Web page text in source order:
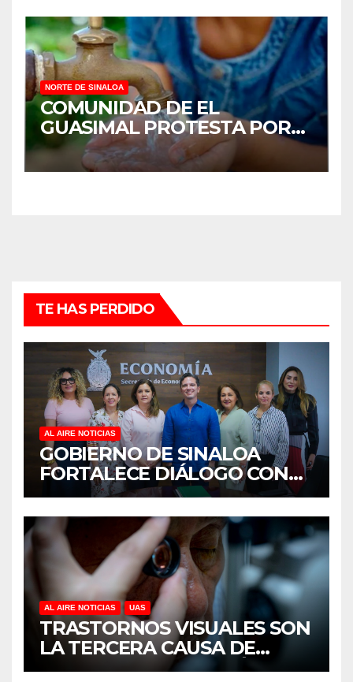
NORTE DE SINALOA
COMUNIDAD DE EL
GUASIMAL PROTESTA POR
FALTA DE AGUA POTABLE EN
MOCORITO
TE HAS PERDIDO
AL AIRE NOTICIAS
GOBIERNO DE SINALOA
FORTALECE DIÁLOGO CON
MUJERES EMPRESARIAS DE
CULIACÁN
AL AIRE NOTICIAS UAS
TRASTORNOS VISUALES SON
LA TERCERA CAUSA DE
DISCAPACIDAD EN MÉXICO,